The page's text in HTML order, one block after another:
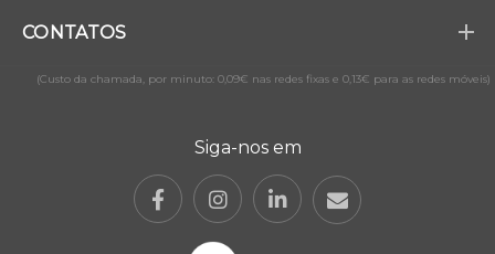
CONTATOS
(Custo da chamada, por minuto: 0,09€ nas redes fixas e 0,13€ para as redes móveis)
Siga-nos em